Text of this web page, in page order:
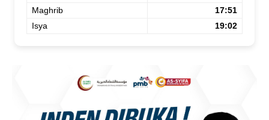
Maghrib
17:51
Isya
19:02